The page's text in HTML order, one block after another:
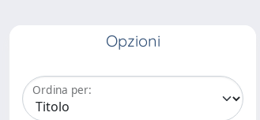
Opzioni
Ordina per: